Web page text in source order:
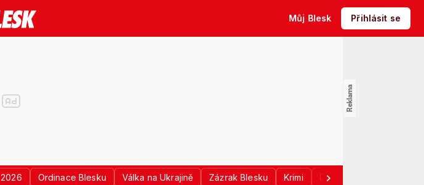
Můj Blesk Přihlásit se
Ordinace Blesku Válka na Ukrajině Zázrak Blesku Krimi Donald Trump